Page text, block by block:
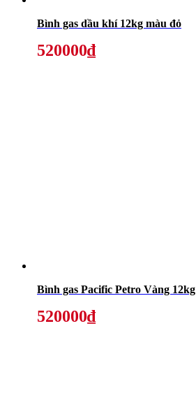
Bình gas dầu khí 12kg màu đỏ
520000₫
Bình gas Pacific Petro Vàng 12kg
520000₫